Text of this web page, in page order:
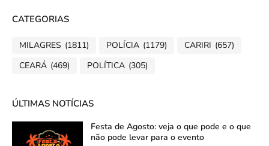
CATEGORIAS
MILAGRES (1811) POLÍCIA (1179) CARIRI (657)
CEARÁ (469) POLÍTICA (305)
ÚLTIMAS NOTÍCIAS
Festa de Agosto: veja o que pode e o que
não pode levar para o evento